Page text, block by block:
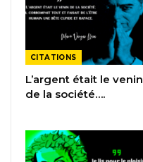
CITATIONS
L’argent était le venin
de la société….